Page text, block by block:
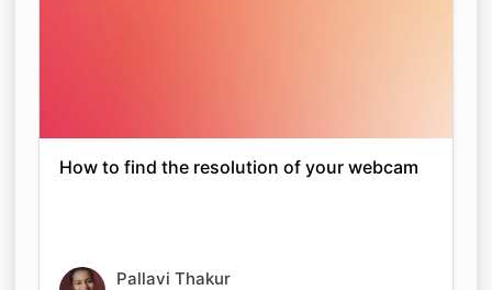
How to find the resolution of your webcam
Pallavi Thakur